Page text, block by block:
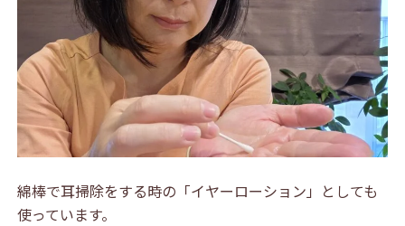
綿棒で耳掃除をする時の「イヤーローション」としても
使っています。